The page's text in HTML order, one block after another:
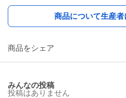
商品について生産者
商品をシェア
みんなの投稿
投稿はありません